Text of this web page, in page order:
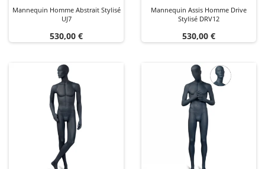
Mannequin Homme Abstrait Stylisé
UJ7
Prix
530,00 €
Mannequin Assis Homme Drive
Stylisé DRV12
Prix
530,00 €